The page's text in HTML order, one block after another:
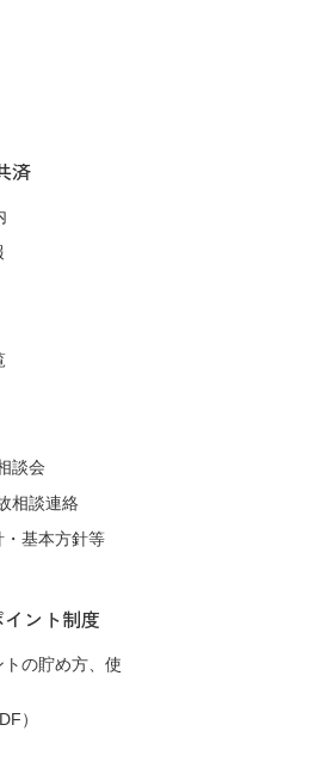
済
談会
相談連絡
基本方針等
ント制度
の貯め方、使
）